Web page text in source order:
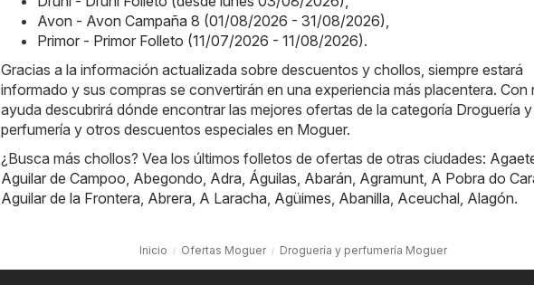
Avon - Avon Campaña 8 (01/08/2026 - 31/08/2026),
Primor - Primor Folleto (11/07/2026 - 11/08/2026).
Gracias a la información actualizada sobre descuentos y chollos, siempre estará
informado y sus compras se convertirán en una experiencia más placentera. Con
ayuda descubrirá dónde encontrar las mejores ofertas de la categoría Droguería y
perfumería y otros descuentos especiales en Moguer.
¿Busca más chollos? Vea los últimos folletos de ofertas de otras ciudades:
Aguilar de Campoo, Abegondo, Adra, Águilas, Abarán, Agramunt, A Pobra do
Aguilar de la Frontera, Abrera, A Laracha, Agüimes, Abanilla, Aceuchal, Alagón.
Inicio Ofertas Moguer Droguería y perfumería Moguer